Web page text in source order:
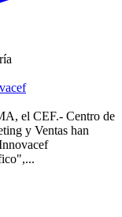
el CEF.- Centro de
y Ventas han